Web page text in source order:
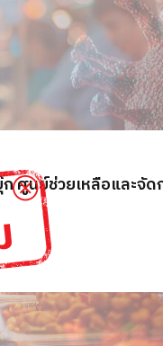
ศูนย์ช่วยเหลือและจั